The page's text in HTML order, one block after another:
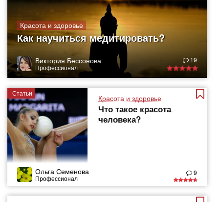
Красота и здоровье
Как научиться медитировать?
Виктория Бессонова
Профессионал
19
Статьи
Красота и здоровье
Что такое красота
человека?
Ольга Семенова
Профессионал
9